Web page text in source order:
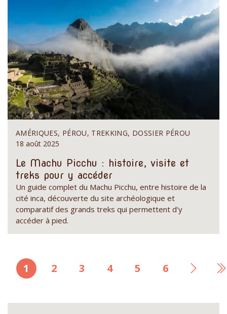
AMÉRIQUES, PÉROU, TREKKING, DOSSIER PÉROU
18 août 2025
Le Machu Picchu : histoire, visite et
treks pour y accéder
Un guide complet du Machu Picchu, entre histoire de la
cité inca, découverte du site archéologique et
comparatif des grands treks qui permettent d'y
accéder à pied.
Page
1 Page
2 Page
3 Page
4 Page
5 Page
6
Page